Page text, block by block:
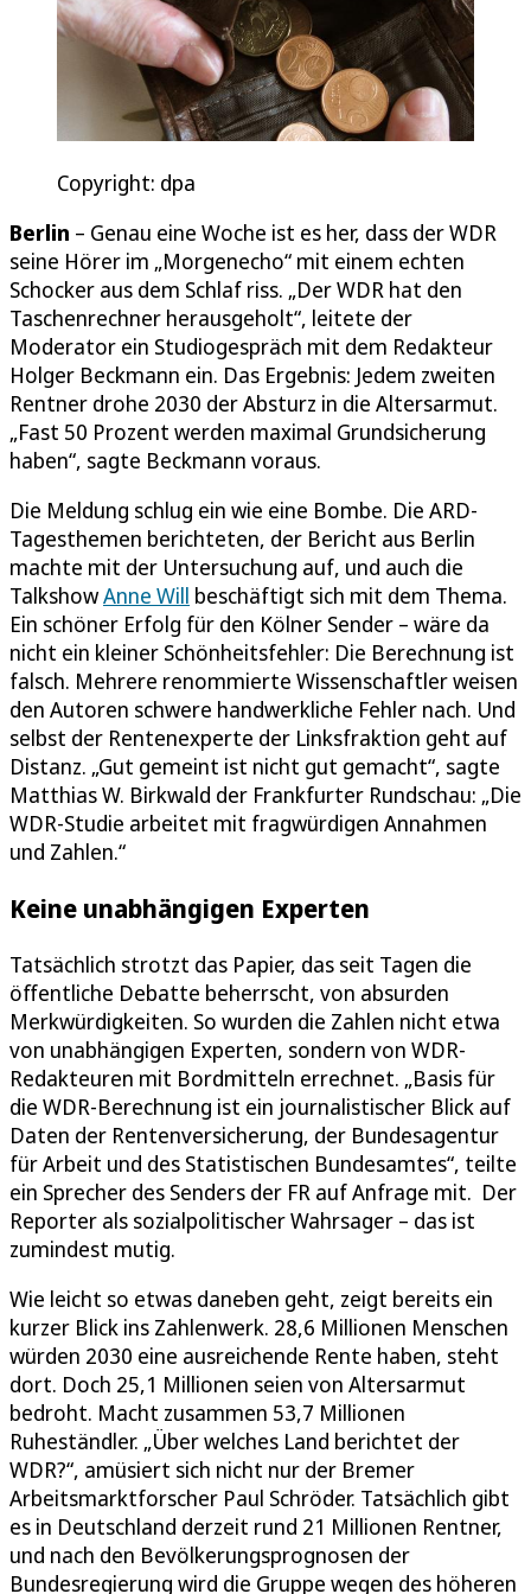
Copyright: dpa
Berlin – Genau eine Woche ist es her, dass der WDR
seine Hörer im „Morgenecho“ mit einem echten
Schocker aus dem Schlaf riss. „Der WDR hat den
Taschenrechner herausgeholt“, leitete der
Moderator ein Studiogespräch mit dem Redakteur
Holger Beckmann ein. Das Ergebnis: Jedem zweiten
Rentner drohe 2030 der Absturz in die Altersarmut.
„Fast 50 Prozent werden maximal Grundsicherung
haben“, sagte Beckmann voraus.
Die Meldung schlug ein wie eine Bombe. Die ARD-
Tagesthemen berichteten, der Bericht aus Berlin
machte mit der Untersuchung auf, und auch die
TalkshowAnne Will beschäftigt sich mit dem Thema.
Ein schöner Erfolg für den Kölner Sender – wäre da
nicht ein kleiner Schönheitsfehler: Die Berechnung ist
falsch. Mehrere renommierte Wissenschaftler weisen
den Autoren schwere handwerkliche Fehler nach. Und
selbst der Rentenexperte der Linksfraktion geht auf
Distanz. „Gut gemeint ist nicht gut gemacht“, sagte
Matthias W. Birkwald der Frankfurter Rundschau: „Die
WDR-Studie arbeitet mit fragwürdigen Annahmen
und Zahlen.“
Keine unabhängigen Experten
Tatsächlich strotzt das Papier, das seit Tagen die
öffentliche Debatte beherrscht, von absurden
Merkwürdigkeiten. So wurden die Zahlen nicht etwa
von unabhängigen Experten, sondern von WDR-
Redakteuren mit Bordmitteln errechnet. „Basis für
die WDR-Berechnung ist ein journalistischer Blick auf
Daten der Rentenversicherung, der Bundesagentur
für Arbeit und des Statistischen Bundesamtes“, teilte
ein Sprecher des Senders der FR auf Anfrage mit. Der
Reporter als sozialpolitischer Wahrsager – das ist
zumindest mutig.
Wie leicht so etwas daneben geht, zeigt bereits ein
kurzer Blick ins Zahlenwerk. 28,6 Millionen Menschen
würden 2030 eine ausreichende Rente haben, steht
dort. Doch 25,1 Millionen seien von Altersarmut
bedroht. Macht zusammen 53,7 Millionen
Ruheständler. „Über welches Land berichtet der
WDR?“, amüsiert sich nicht nur der Bremer
Arbeitsmarktforscher Paul Schröder. Tatsächlich gibt
es in Deutschland derzeit rund 21 Millionen Rentner,
und nach den Bevölkerungsprognosen der
Bundesregierung wird die Gruppe wegen des höheren